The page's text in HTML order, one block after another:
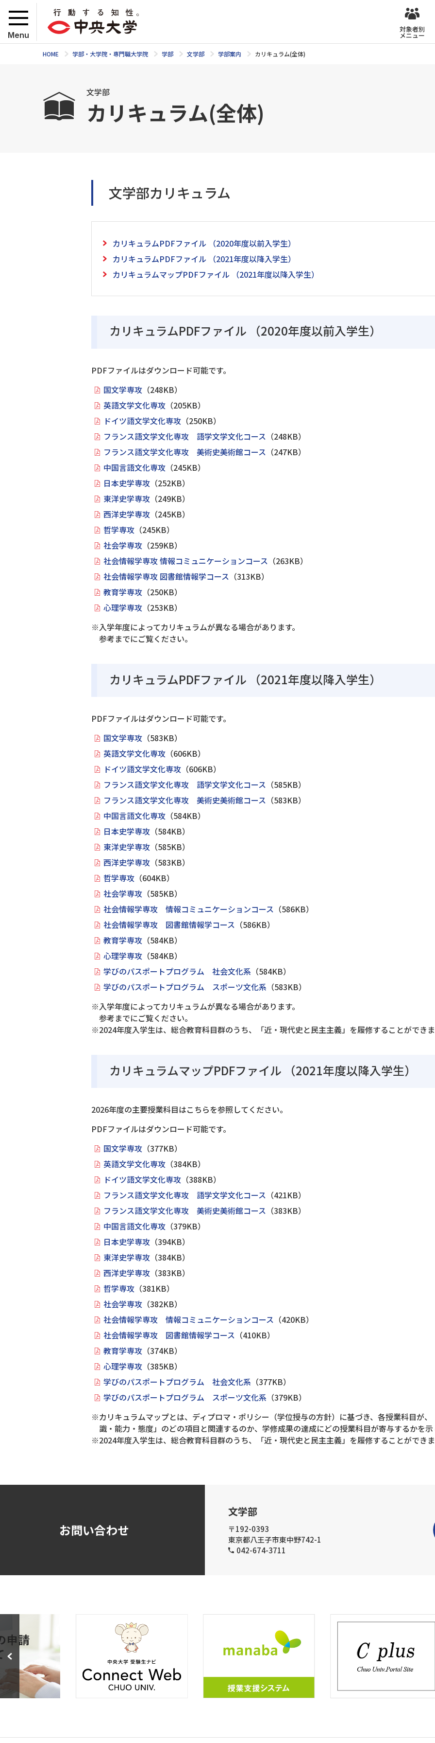
Menu
対象者別
メニュー
HOME 学部・大学院・専門職大学院 学部 文学部 学部案内 カリキュラム(全体)
文学部
カリキュラム(全体)
文学部カリキュラム
カリキュラムPDFファイル（2020年度以前入学生）
カリキュラムPDFファイル（2021年度以降入学生）
カリキュラムマップPDFファイル（2021年度以降入学生）
カリキュラムPDFファイル （2020年度以前入学生）
PDFファイルはダウンロード可能です。
国文学専攻 （248KB）
英語文学文化専攻 （205KB）
ドイツ語文学文化専攻 （250KB）
フランス語文学文化専攻 語学文学文化コース （248KB）
フランス語文学文化専攻 美術史美術館コース （247KB）
中国言語文化専攻 （245KB）
日本史学専攻 （252KB）
東洋史学専攻 （249KB）
西洋史学専攻 （245KB）
哲学専攻 （245KB）
社会学専攻 （259KB）
社会情報学専攻 情報コミュニケーションコース （263KB）
社会情報学専攻 図書館情報学コース （313KB）
教育学専攻 （250KB）
心理学専攻 （253KB）
※入学年度によってカリキュラムが異なる場合があります。
参考までにご覧ください。
カリキュラムPDFファイル （2021年度以降入学生）
PDFファイルはダウンロード可能です。
国文学専攻 （583KB）
英語文学文化専攻 （606KB）
ドイツ語文学文化専攻 （606KB）
フランス語文学文化専攻 語学文学文化コース （585KB）
フランス語文学文化専攻 美術史美術館コース （583KB）
中国言語文化専攻 （584KB）
日本史学専攻 （584KB）
東洋史学専攻 （585KB）
西洋史学専攻 （583KB）
哲学専攻 （604KB）
社会学専攻 （585KB）
社会情報学専攻 情報コミュニケーションコース （586KB）
社会情報学専攻 図書館情報学コース （586KB）
教育学専攻 （584KB）
心理学専攻 （584KB）
学びのパスポートプログラム 社会文化系 （584KB）
学びのパスポートプログラム スポーツ文化系 （583KB）
※入学年度によってカリキュラムが異なる場合があります。
参考までにご覧ください。
※2024年度入学生は、総合教育科目群のうち、「近・現代史と民主主義」を履修することができ
カリキュラムマップPDFファイル （2021年度以降入学生）
2026年度の主要授業科目はこちらを参照してください。
PDFファイルはダウンロード可能です。
国文学専攻 （377KB）
英語文学文化専攻 （384KB）
ドイツ語文学文化専攻 （388KB）
フランス語文学文化専攻 語学文学文化コース （421KB）
フランス語文学文化専攻 美術史美術館コース （383KB）
中国言語文化専攻 （379KB）
日本史学専攻 （394KB）
東洋史学専攻 （384KB）
西洋史学専攻 （383KB）
哲学専攻 （381KB）
社会学専攻 （382KB）
社会情報学専攻 情報コミュニケーションコース （420KB）
社会情報学専攻 図書館情報学コース （410KB）
教育学専攻 （374KB）
心理学専攻 （385KB）
学びのパスポートプログラム 社会文化系 （377KB）
学びのパスポートプログラム スポーツ文化系 （379KB）
※カリキュラムマップとは、ディプロマ・ポリシー（学位授与の方針）に基づき、各授業科目が
識・能力・態度」のどの項目と関連するのか、学修成果の達成にどの授業科目が寄与するかを
※2024年度入学生は、総合教育科目群のうち、「近・現代史と民主主義」を履修することができ
お問い合わせ
文学部
〒192-0393
東京都八王子市東中野742-1
042-674-3711